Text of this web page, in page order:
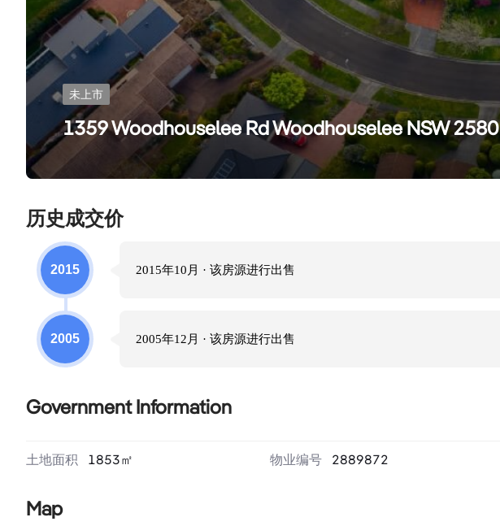
未上市
1359 Woodhouselee Rd Woodhouselee NSW 2580
历史成交价
2015 2015年10月 · 该房源进行出售
2005 2005年12月 · 该房源进行出售
Government Information
土地面积 1853㎡ 物业编号 2889872
Map